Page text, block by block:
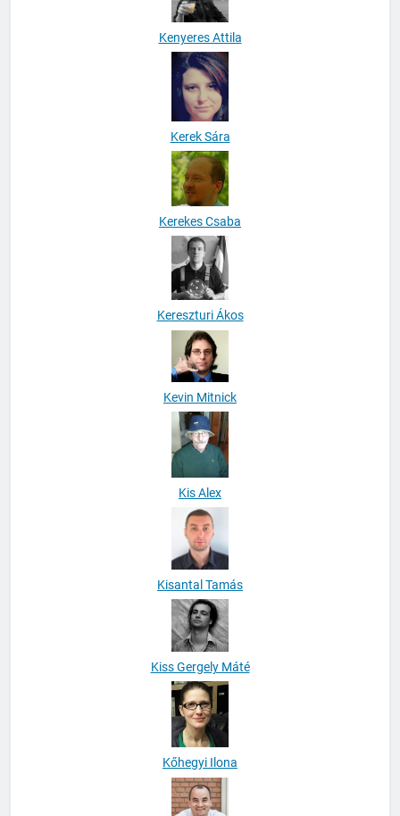
Kenyeres Attila
Kerek Sára
Kerekes Csaba
Kereszturi Ákos
Kevin Mitnick
Kis Alex
Kisantal Tamás
Kiss Gergely Máté
Kőhegyi Ilona